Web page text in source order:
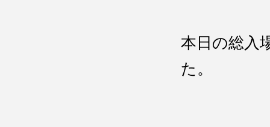
本日の総入
た。